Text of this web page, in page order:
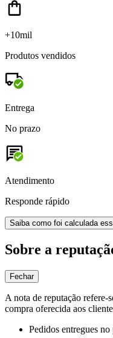
+10mil
Produtos vendidos
Entrega
No prazo
Atendimento
Responde rápido
Saiba como foi calculada
Sobre a
Fechar
A nota de reputação refere-
compra oferecida aos
Pedidos entregues no